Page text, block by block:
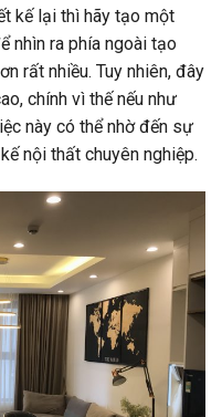
kế lại thì hãy tạo một
nhìn ra phía ngoài tạo
rất nhiều. Tuy nhiên, đây
chính vì thế nếu như
này có thể nhờ đến sự
nội thất chuyên nghiệp.